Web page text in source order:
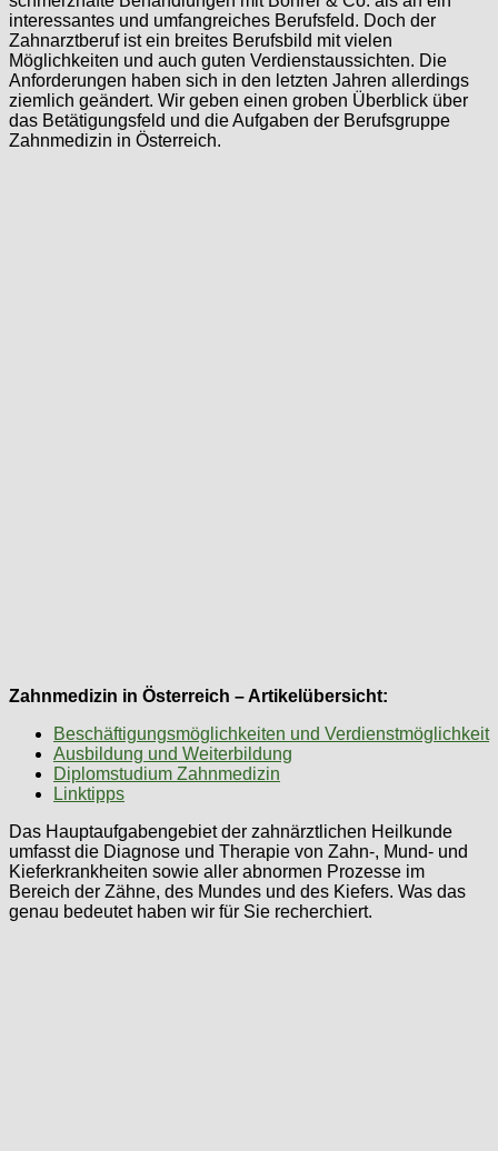
interessantes und umfangreiches Berufsfeld. Doch der
Zahnarztberuf ist ein breites Berufsbild mit vielen
Möglichkeiten und auch guten Verdienstaussichten. Die
Anforderungen haben sich in den letzten Jahren allerdings
ziemlich geändert. Wir geben einen groben Überblick über
das Betätigungsfeld und die Aufgaben der Berufsgruppe
Zahnmedizin in Österreich.
Zahnmedizin in Österreich – Artikelübersicht:
Beschäftigungsmöglichkeiten und Verdienstmöglichkeit
Ausbildung und Weiterbildung
Diplomstudium Zahnmedizin
Linktipps
Das Hauptaufgabengebiet der zahnärztlichen Heilkunde
umfasst die Diagnose und Therapie von Zahn-, Mund- und
Kieferkrankheiten sowie aller abnormen Prozesse im
Bereich der Zähne, des Mundes und des Kiefers. Was das
genau bedeutet haben wir für Sie recherchiert.